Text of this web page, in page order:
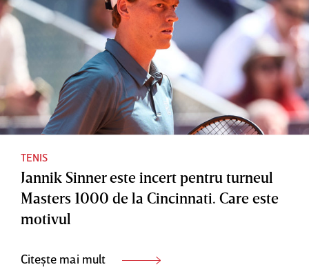
TENIS
Jannik Sinner este incert pentru turneul
Masters 1000 de la Cincinnati. Care este
motivul
Citește mai mult